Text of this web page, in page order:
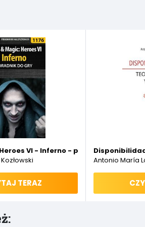
VI - Inferno - poradnik do gry
TERAZ
Antonio María